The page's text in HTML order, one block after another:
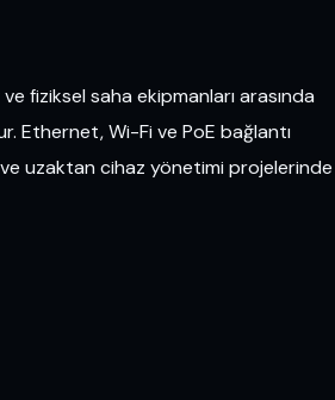
fiziksel saha ekipmanları arasında
Ethernet, Wi-Fi ve PoE bağlantı
uzaktan cihaz yönetimi projelerinde